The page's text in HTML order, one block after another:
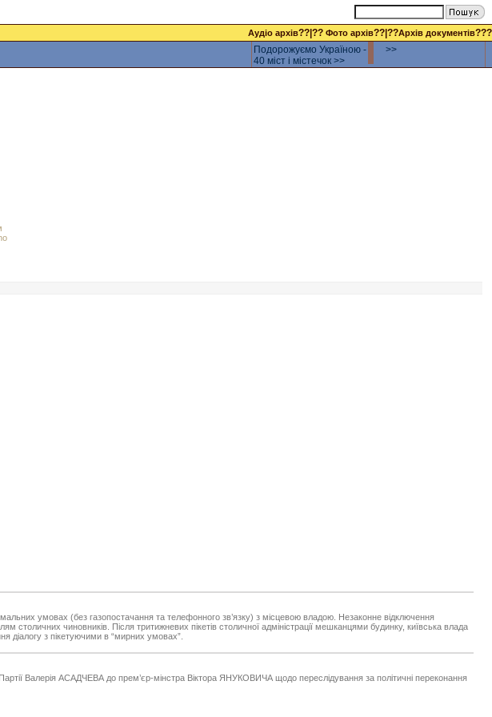
Аудіо архів??|?? Фото архів??|??Архів документів???
Подорожуємо Україною -
40 міст і містечок >>
>>
умовах (без газопостачання та телефонного зв’язку) з місцевою владою. Незаконне відключення
чиновників. Після тритижневих пікетів столичної адміністрації мешканцями будинку, київська влада
діалогу з пікетуючими в “мирних умовах”.
Валерія АСАДЧЕВА до прем’єр-мінстра Віктора ЯНУКОВИЧА щодо переслідування за політичні переконання